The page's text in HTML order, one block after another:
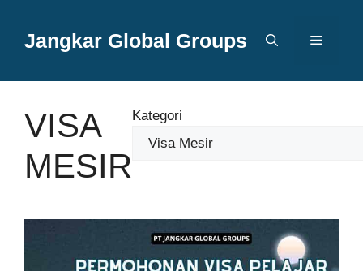
Jangkar Global Groups Menu
VISA
MESIR
Kategori